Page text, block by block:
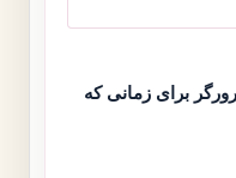
برای زمانی که